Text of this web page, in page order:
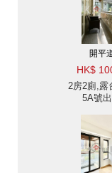
開平
HK$
2房2廁,露
5A號出